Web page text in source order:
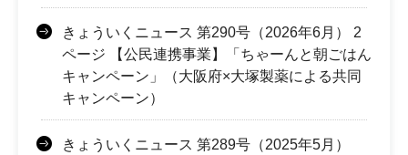
きょういくニュース 第290号（2026年6月） 2
ページ 【公民連携事業】「ちゃーんと朝ごはん
キャンペーン」（大阪府×大塚製薬による共同
キャンペーン）
きょういくニュース 第289号（2025年5月）